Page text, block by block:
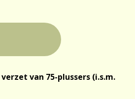
van 75-plussers (i.s.m.